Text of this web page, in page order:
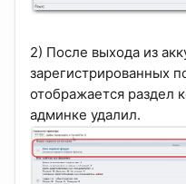
2) После выхода из
зарегистрированных
отображается раздел
админке удалил.